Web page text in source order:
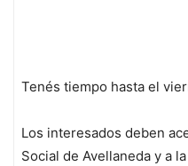
Tenés tiempo hasta el
Los interesados deben
Social de Avellaneda y a